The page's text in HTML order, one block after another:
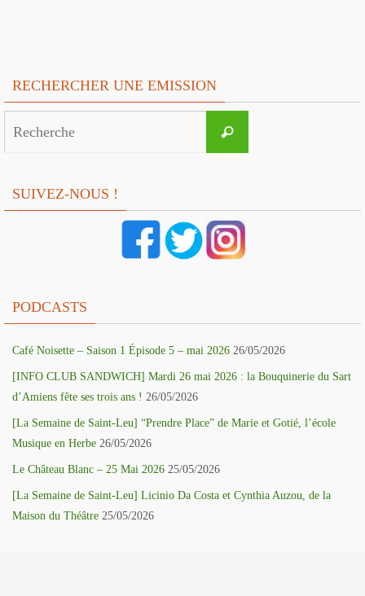
RECHERCHER UNE EMISSION
Recherche
SUIVEZ-NOUS !
PODCASTS
Café Noisette – Saison 1 Épisode 5 – mai 2026 26/05/2026
[INFO CLUB SANDWICH] Mardi 26 mai 2026 : la Bouquinerie du Sart
d’Amiens fête ses trois ans ! 26/05/2026
[La Semaine de Saint-Leu] “Prendre Place” de Marie et Gotié, l’école
Musique en Herbe 26/05/2026
Le Château Blanc – 25 Mai 2026 25/05/2026
[La Semaine de Saint-Leu] Licinio Da Costa et Cynthia Auzou, de la
Maison du Théâtre 25/05/2026